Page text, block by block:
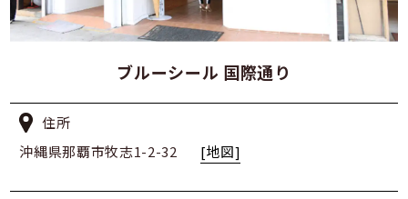
ブルーシール 国際通り
住所
沖縄県那覇市牧志1-2-32
[地図]